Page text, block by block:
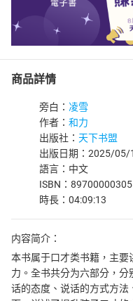
商品詳情
旁白： 凌雪
作者： 和力
出版社： 天下书盟
出版日期：2025/05/
語言：中文
ISBN：
時長：04:09:13
内容简介：
本书属于口才类书籍，主
力。全书共分为六部分，
话的态度、说话的方式方法